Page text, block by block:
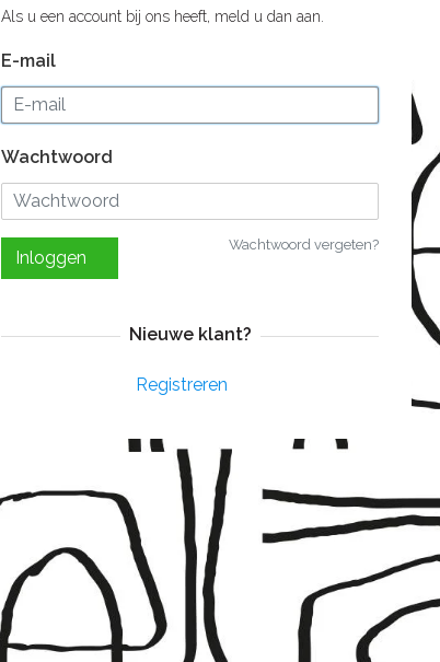
Als u een account bij ons heeft, meld u dan aan.
E-mail
Wachtwoord
Wachtwoord vergeten?
Inloggen
Nieuwe klant?
Registreren